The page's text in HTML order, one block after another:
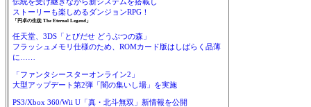
ストーリーも楽しめるダンジョンRPG！
「円卓の生徒 The Eternal Legend」
任天堂、3DS「とびだせ どうぶつの森」
フラッシュメモリ仕様のため、ROMカード版はしばらく品薄
に……
「ファンタシースターオンライン2」
大型アップデート第2弾「闇の集いし場」を実施
PS3/Xbox 360/Wii U「真・北斗無双」新情報を公開